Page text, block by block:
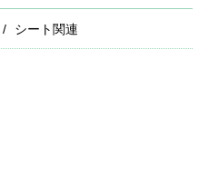
シート関連